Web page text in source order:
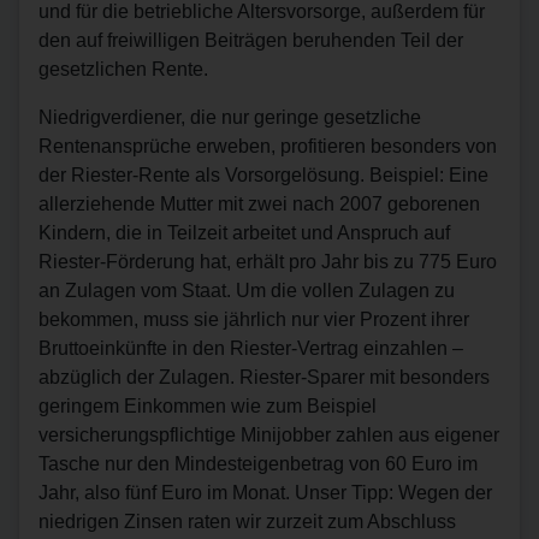
und für die betriebliche Altersvorsorge, außerdem für
den auf freiwilligen Beiträgen beruhenden Teil der
gesetzlichen Rente.
Niedrigverdiener, die nur geringe gesetzliche
Rentenansprüche erweben, profitieren besonders von
der Riester-Rente als Vorsorgelösung. Beispiel: Eine
allerziehende Mutter mit zwei nach 2007 geborenen
Kindern, die in Teilzeit arbeitet und Anspruch auf
Riester-Förderung hat, erhält pro Jahr bis zu 775 Euro
an Zulagen vom Staat. Um die vollen Zulagen zu
bekommen, muss sie jährlich nur vier Prozent ihrer
Bruttoeinkünfte in den Riester-Vertrag einzahlen –
abzüglich der Zulagen. Riester-Sparer mit besonders
geringem Einkommen wie zum Beispiel
versicherungspflichtige Minijobber zahlen aus eigener
Tasche nur den Mindesteigenbetrag von 60 Euro im
Jahr, also fünf Euro im Monat. Unser Tipp: Wegen der
niedrigen Zinsen raten wir zurzeit zum Abschluss